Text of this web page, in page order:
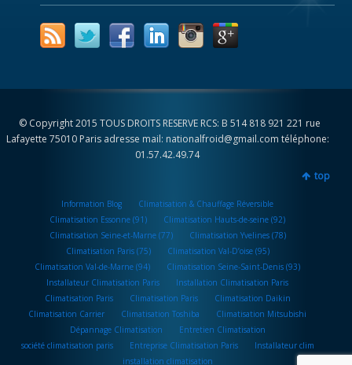
© Copyright 2015 TOUS DROITS RESERVE RCS: B 514 818 921 221 rue
Lafayette 75010 Paris adresse mail: nationalfroid@gmail.com téléphone:
01.57.42.49.74
top
Information Blog
Climatisation & Chauffage Réversible
Climatisation Essonne (91)
Climatisation Hauts-de-seine (92)
Climatisation Seine-et-Marne (77)
Climatisation Yvelines (78)
Climatisation Paris (75)
Climatisation Val-D’oise (95)
Climatisation Val-de-Marne (94)
Climatisation Seine-Saint-Denis (93)
Installateur Climatisation Paris
Installation Climatisation Paris
Climatisation Paris
Climatisation Paris
Climatisation Daikin
Climatisation Carrier
Climatisation Toshiba
Climatisation Mitsubishi
Dépannage Climatisation
Entretien Climatisation
société climatisation paris
Entreprise Climatisation Paris
Installateur clim
installation climatisation